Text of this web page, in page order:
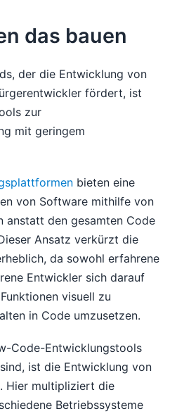
das bauen
der die Entwicklung von
fördert, ist
zur
mit geringem
bieten eine
von Software mithilfe von
anstatt den gesamten Code
Ansatz verkürzt die
da sowohl erfahrene
Entwickler sich darauf
visuell zu
in Code umzusetzen.
Code-Entwicklungstools
ist die Entwicklung von
Hier multipliziert die
Betriebssysteme